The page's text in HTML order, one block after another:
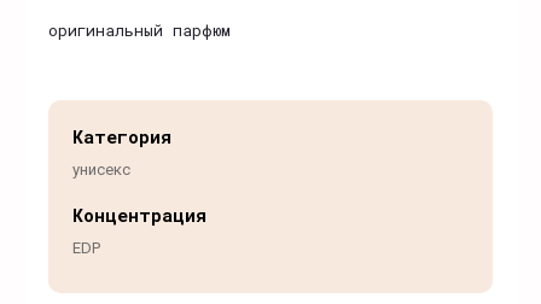
оригинальный парфюм
Категория
унисекс
Концентрация
EDP